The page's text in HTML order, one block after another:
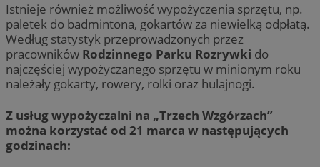
Istnieje również możliwość wypożyczenia sprzętu, np.
paletek do badmintona, gokartów za niewielką odpłatą.
Według statystyk przeprowadzonych przez
pracowników Rodzinnego Parku Rozrywki do
najczęściej wypożyczanego sprzętu w minionym roku
należały gokarty, rowery, rolki oraz hulajnogi.
Z usług wypożyczalni na „Trzech Wzgórzach”
można korzystać od 21 marca w następujących
godzinach: